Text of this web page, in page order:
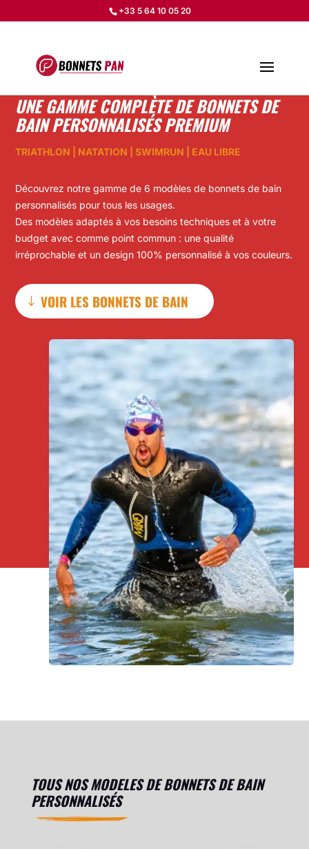
+33 5 64 10 05 20
UNE GAMME COMPLÈTE DE BONNETS DE
BAIN PERSONNALISÉS PREMIUM
TRIATHLON | NATATION | SWIMRUN | EAU LIBRE
Découvrez notre gamme de 6 modèles de bonnets de bain
personnalisés pour tous les usages.
Des modèles adaptés à vos besoins techniques et à votre
budget avec comme point commun : une qualité
irréprochable et un design 100% personnalisé à vos couleurs.
VOIR LES BONNETS DE BAIN
TOUS NOS MODELES DE BONNETS DE BAIN
PERSONNALISÉS